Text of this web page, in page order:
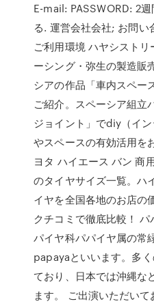
E-mail: PASSWORD: 2
る. 運営会社会社; お問
ご利用環境 ハヤシスト
ーシング・弥生の製造販
シアの作品「車内スペー
ご紹介。スペーシア組立
ジョイント」でdiy（イン
やスペースの有効活用を
ヨタ ハイエース バン 商
のタイヤサイズ一覧。ハ
イヤを全国各地のお店の
クチコミで徹底比較！
パイヤ科パパイヤ属の常
papayaといいます。多
ており、日本では沖縄な
ます。 ご出演いただい